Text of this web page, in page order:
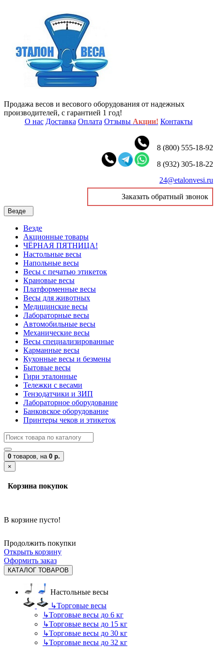
Продажа весов и весового оборудования от надежных
производителей, с гарантией 1 год!
О нас Доставка Оплата Отзывы Акции! Контакты
8 (800) 555-18-92
8 (932) 305-18-22
24@etalonvesi.ru
Заказать обратный звонок
Везде
Везде
Акционные товары
ЧЁРНАЯ ПЯТНИЦА!
Настольные весы
Напольные весы
Весы с печатью этикеток
Крановые весы
Платформенные весы
Весы для животных
Медицинские весы
Лабораторные весы
Автомобильные весы
Механические весы
Весы специализированные
Карманные весы
Кухонные весы и безмены
Бытовые весы
Гири эталонные
Тележки с весами
Тензодатчики и ЗИП
Лабораторное оборудование
Банковское оборудование
Принтеры чеков и этикеток
0 товаров, на 0 р.
×
Корзина покупок
В корзине пусто!
Продолжить покупки
Открыть корзину
Оформить заказ
КАТАЛОГ ТОВАРОВ
Настольные весы
↳Торговые весы
↳Торговые весы до 6 кг
↳Торговые весы до 15 кг
↳Торговые весы до 30 кг
↳Торговые весы до 32 кг